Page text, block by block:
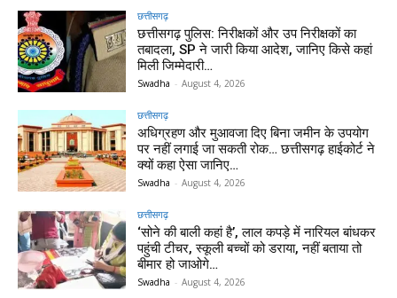
छत्तीसगढ़
छत्तीसगढ़ पुलिस: निरीक्षकों और उप निरीक्षकों का
तबादला, SP ने जारी किया आदेश, जानिए किसे कहां
मिली जिम्मेदारी…
Swadha - August 4, 2026
छत्तीसगढ़
अधिग्रहण और मुआवजा दिए बिना जमीन के उपयोग
पर नहीं लगाई जा सकती रोक… छत्तीसगढ़ हाईकोर्ट ने
क्यों कहा ऐसा जानिए…
Swadha - August 4, 2026
छत्तीसगढ़
‘सोने की बाली कहां है’, लाल कपड़े में नारियल बांधकर
पहुंची टीचर, स्कूली बच्चों को डराया, नहीं बताया तो
बीमार हो जाओगे…
Swadha - August 4, 2026